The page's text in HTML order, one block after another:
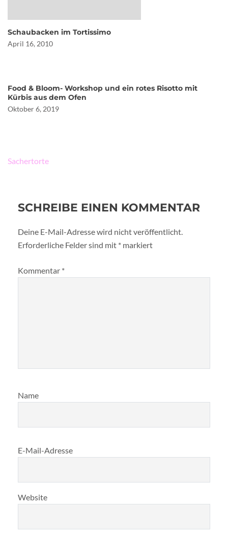
Schaubacken im Tortissimo
April 16, 2010
Food & Bloom- Workshop und ein rotes Risotto mit
Kürbis aus dem Ofen
Oktober 6, 2019
Beitragsnavigation
Sachertorte
SCHREIBE EINEN KOMMENTAR
Deine E-Mail-Adresse wird nicht veröffentlicht.
Erforderliche Felder sind mit * markiert
Kommentar *
Name
E-Mail-Adresse
Website